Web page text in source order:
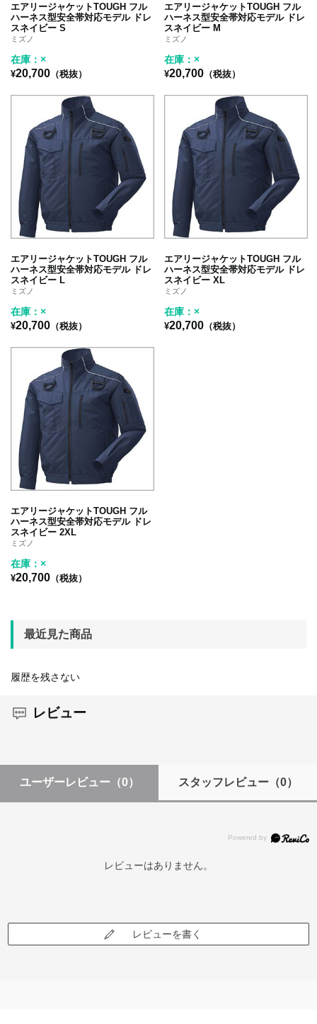
エアリージャケットTOUGH フル
ハーネス型安全帯対応モデル ドレ
スネイビー S
ミズノ
在庫：×
¥20,700 （税抜）
エアリージャケットTOUGH フル
ハーネス型安全帯対応モデル ドレ
スネイビー M
ミズノ
在庫：×
¥20,700 （税抜）
エアリージャケットTOUGH フル
ハーネス型安全帯対応モデル ドレ
スネイビー L
ミズノ
在庫：×
¥20,700 （税抜）
エアリージャケットTOUGH フル
ハーネス型安全帯対応モデル ドレ
スネイビー XL
ミズノ
在庫：×
¥20,700 （税抜）
エアリージャケットTOUGH フル
ハーネス型安全帯対応モデル ドレ
スネイビー 2XL
ミズノ
在庫：×
¥20,700 （税抜）
最近見た商品
履歴を残さない
レビュー
ユーザーレビュー （0） スタッフレビュー（0）
レビューはありません。
レビューを書く